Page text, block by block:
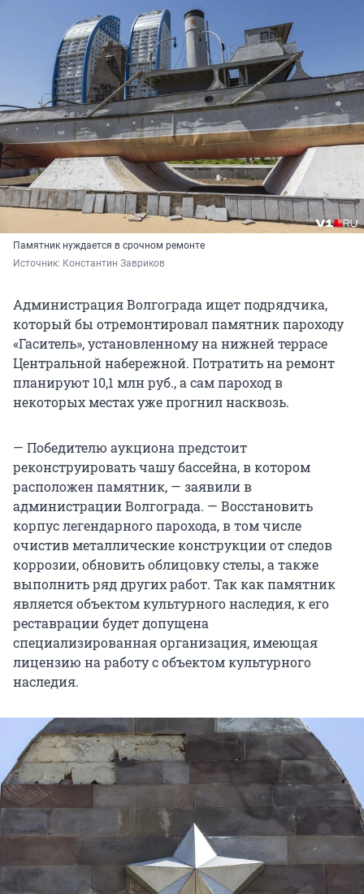
Памятник нуждается в срочном ремонте
Источник: Константин Завриков
Администрация Волгограда ищет подрядчика,
который бы отремонтировал памятник пароходу
«Гаситель», установленному на нижней террасе
Центральной набережной. Потратить на ремонт
планируют 10,1 млн руб., а сам пароход в
некоторых местах уже прогнил насквозь.
— Победителю аукциона предстоит
реконструировать чашу бассейна, в котором
расположен памятник, — заявили в
администрации Волгограда. — Восстановить
корпус легендарного парохода, в том числе
очистив металлические конструкции от следов
коррозии, обновить облицовку стелы, а также
выполнить ряд других работ. Так как памятник
является объектом культурного наследия, к его
реставрации будет допущена
специализированная организация, имеющая
лицензию на работу с объектом культурного
наследия.